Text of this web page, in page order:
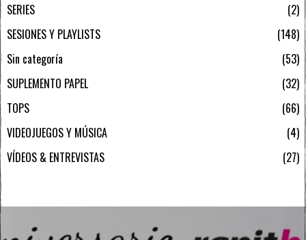
SERIES
2
SESIONES Y PLAYLISTS
148
Sin categoría
53
SUPLEMENTO PAPEL
32
TOPS
66
VIDEOJUEGOS Y MÚSICA
4
VÍDEOS & ENTREVISTAS
27